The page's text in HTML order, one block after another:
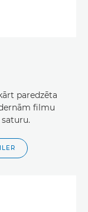
paredzēta
filmu